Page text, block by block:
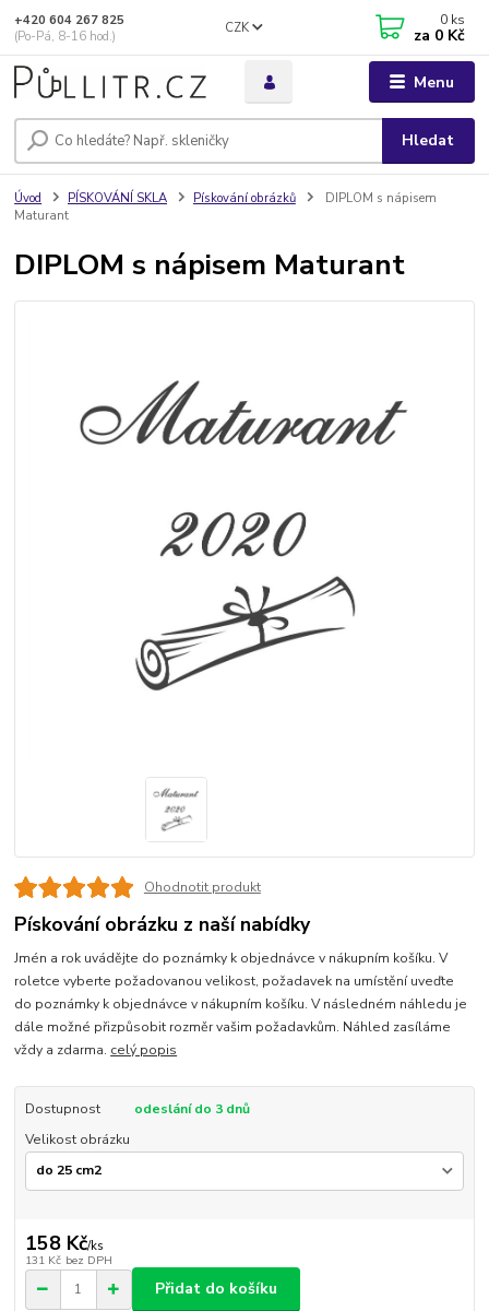
Menu
CZK
Hledat
+420 604 267 825
(Po-Pá, 8-16 hod.)
0 ks
za 0 Kč
Úvod PÍSKOVÁNÍ SKLA Pískování obrázků
DIPLOM s nápisem
Maturant
DIPLOM s nápisem Maturant
Ohodnotit produkt
Pískování obrázku z naší nabídky
Jmén a rok uvádějte do poznámky k objednávce v nákupním košíku. V
roletce vyberte požadovanou velikost, požadavek na umístění uveďte
do poznámky k objednávce v nákupním košíku. V následném náhledu je
dále možné přizpůsobit rozměr vašim požadavkům. Náhled zasíláme
vždy a zdarma. celý popis
Dostupnost
odeslání do 3 dnů
Velikost obrázku
158 Kč/ks
131 Kč bez DPH
Přidat do košíku